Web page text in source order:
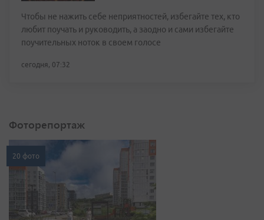
Чтобы не нажить себе неприятностей, избегайте тех, кто
любит поучать и руководить, а заодно и сами избегайте
поучительных ноток в своем голосе
сегодня, 07:32
Фоторепортаж
20 фото